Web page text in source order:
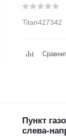
Titan427342
Пункт
слева-